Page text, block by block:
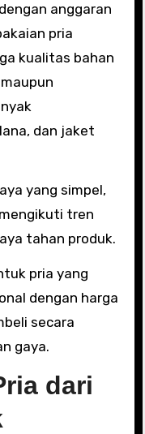
anggaran
pria
kualitas bahan
dan jaket
yang simpel,
tren
tahan produk.
pria yang
dengan harga
secara
gaya.
dari